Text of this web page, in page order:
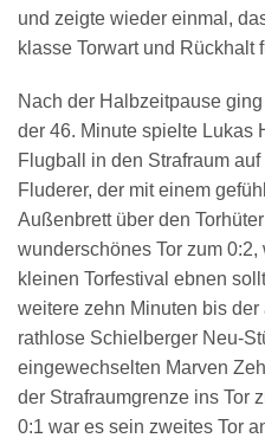
und zeigte wieder einmal,
klasse Torwart und Rückhalt
Nach der Halbzeitpause
der 46. Minute spielte Lukas
Flugball in den Strafraum
Fluderer, der mit einem
Außenbrett über den
wunderschönes Tor zum
kleinen Torfestival ebnen
weitere zehn Minuten bis
rathlose Schielberger Neu-
eingewechselten Marven
der Strafraumgrenze ins Tor
0:1 war es sein zweites Tor